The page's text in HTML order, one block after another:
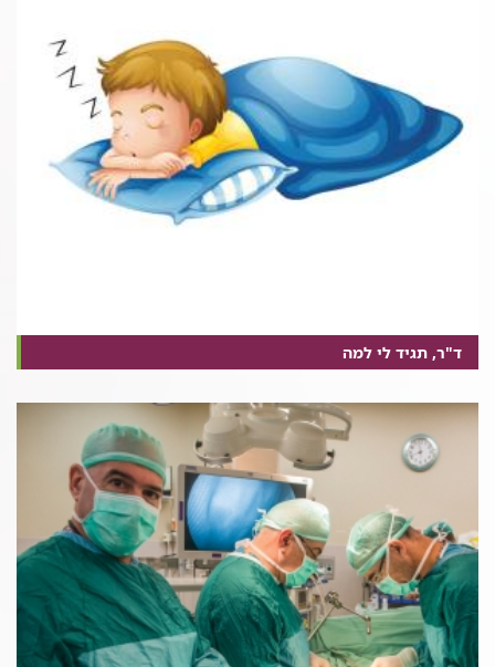
ד"ר, תגיד לי למה